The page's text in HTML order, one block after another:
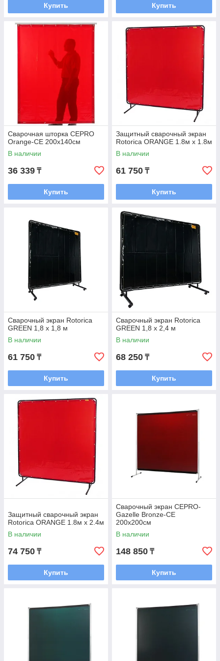
Купить Купить
Сварочная шторка CEPRO
Orange-CE 200х140см
В наличии
36 339 ₸
Купить
Защитный сварочный экран
Rotorica ORANGE 1.8м х 1.8м
В наличии
61 750 ₸
Купить
Сварочный экран Rotorica
GREEN 1,8 х 1,8 м
В наличии
61 750 ₸
Купить
Сварочный экран Rotorica
GREEN 1,8 х 2,4 м
В наличии
68 250 ₸
Купить
Защитный сварочный экран
Rotorica ORANGE 1.8м х 2.4м
В наличии
74 750 ₸
Купить
Сварочный экран CEPRO-
Gazelle Bronze-CE
200х200см
В наличии
148 850 ₸
Купить